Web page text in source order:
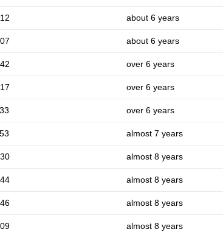
about 6 years
about 6 years
over 6 years
over 6 years
over 6 years
almost 7 years
almost 8 years
almost 8 years
almost 8 years
almost 8 years